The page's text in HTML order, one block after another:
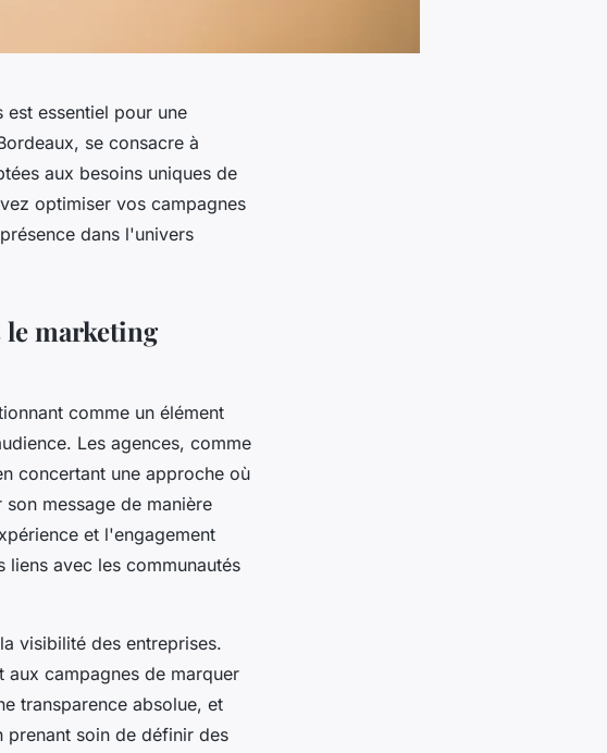
essentiel pour une
se consacre à
aux besoins uniques de
optimiser vos campagnes
dans l'univers
le marketing
comme un élément
Les agences, comme
concertant une approche où
message de manière
et l'engagement
avec les communautés
visibilité des entreprises.
aux campagnes de marquer
transparence absolue, et
soin de définir des